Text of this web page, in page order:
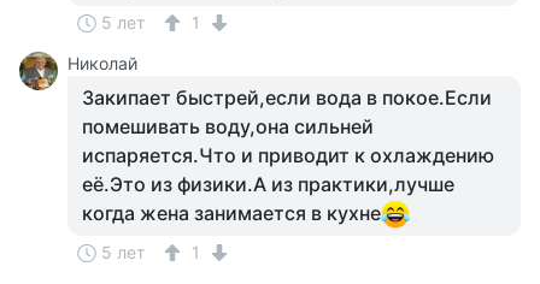
5 лет
1
Николай
Закипает быстрей,если вода в покое.Если
помешивать воду,она сильней
испаряется.Что и приводит к охлаждению
её.Это из физики.А из практики,лучше
когда жена занимается в кухне
5 лет
1